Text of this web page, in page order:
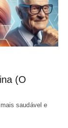
(O
saudável e